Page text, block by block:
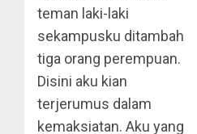
teman laki-laki
sekampusku ditambah
tiga orang perempuan.
Disini aku kian
terjerumus dalam
kemaksiatan. Aku yang